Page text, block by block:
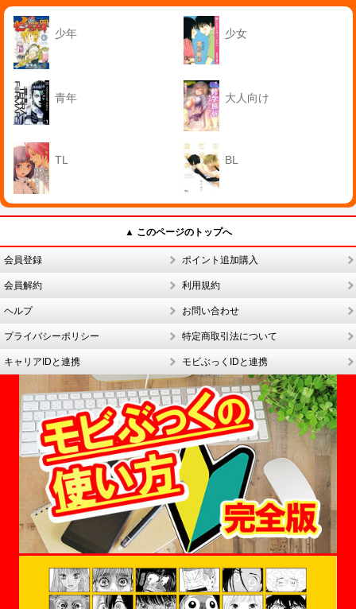
少年 少女
青年 大人向け
TL BL
▲ このページのトップへ
会員登録 ポイント追加購入
会員解約 利用規約
ヘルプ お問い合わせ
プライバシーポリシー 特定商取引法について
キャリアIDと連携 モビぶっくIDと連携